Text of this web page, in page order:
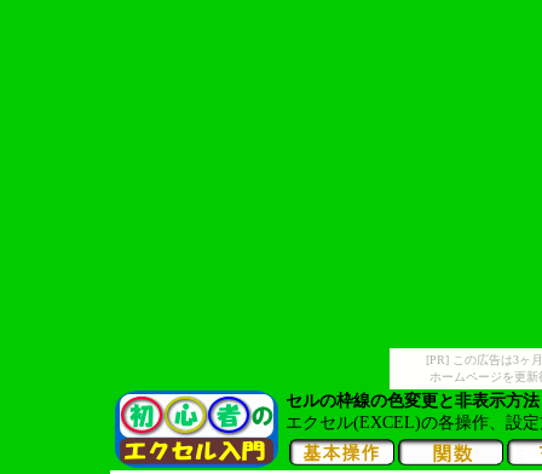
[PR] この広告は3ヶ
ホームページを更
セルの枠線の色変更と非表示方法
エクセル(EXCEL)の各操作、設